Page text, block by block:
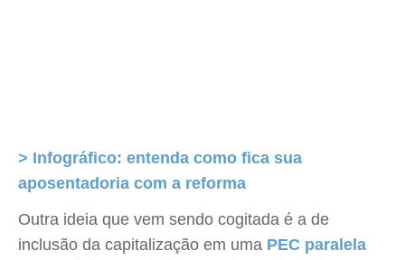
> Infográfico: entenda como fica sua
aposentadoria com a reforma
Outra ideia que vem sendo cogitada é a de
inclusão da capitalização em uma PEC paralela